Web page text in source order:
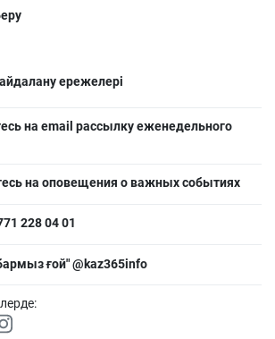
ережелері
на email рассылку еженедельного
на оповещения о важных событиях
228 04 01
ғой" @kaz365info